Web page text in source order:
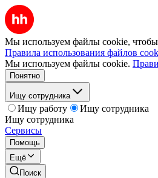
Мы используем файлы cookie, чтобы
Правила использования файлов
Мы используем файлы cookie.
Понятно
Ищу сотрудника
Ищу работу
Ищу сотрудника
Ищу сотрудника
Сервисы
Помощь
Ещё
Поиск